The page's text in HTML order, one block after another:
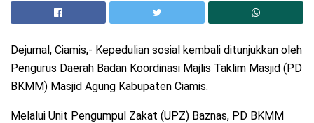
Dejurnal, Ciamis,- Kepedulian sosial kembali ditunjukkan oleh
Pengurus Daerah Badan Koordinasi Majlis Taklim Masjid (PD
BKMM) Masjid Agung Kabupaten Ciamis.
Melalui Unit Pengumpul Zakat (UPZ) Baznas, PD BKMM